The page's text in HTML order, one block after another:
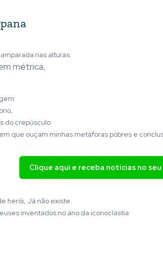
nas alturas
métrica,
do crepúsculo
que ouçam minhas metáforas pobres e
Clique aqui e receba notícias no
herói, Já não existe.
inventados no ano da iconoclastia